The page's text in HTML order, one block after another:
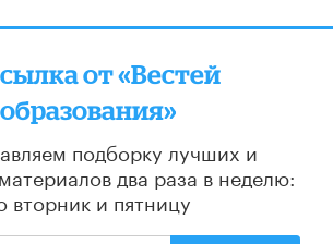
от «Вестей
образования»
подборку лучших и
два раза в неделю:
вторник и пятницу